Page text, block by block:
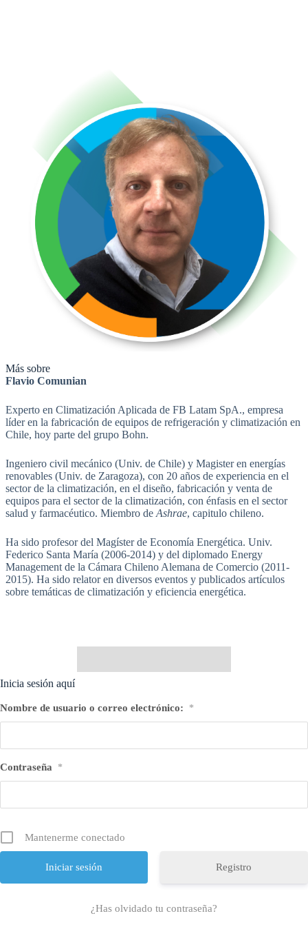
Más sobre
Flavio Comunian
Experto en Climatización Aplicada de FB Latam SpA., empresa
líder en la fabricación de equipos de refrigeración y climatización en
Chile, hoy parte del grupo Bohn.
Ingeniero civil mecánico (Univ. de Chile) y Magister en energías
renovables (Univ. de Zaragoza), con 20 años de experiencia en el
sector de la climatización, en el diseño, fabricación y venta de
equipos para el sector de la climatización, con énfasis en el sector
salud y farmacéutico. Miembro de Ashrae, capitulo chileno.
Ha sido profesor del Magíster de Economía Energética. Univ.
Federico Santa María (2006-2014) y del diplomado Energy
Management de la Cámara Chileno Alemana de Comercio (2011-
2015). Ha sido relator en diversos eventos y publicados artículos
sobre temáticas de climatización y eficiencia energética.
Inicia sesión aquí
Nombre de usuario o correo electrónico: *
Contraseña *
Mantenerme conectado
Registro
¿Has olvidado tu contraseña?